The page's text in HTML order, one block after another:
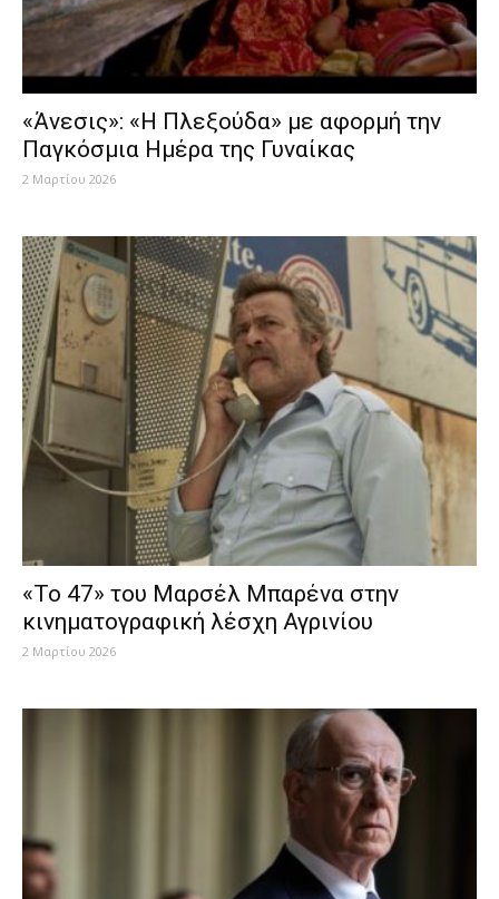
«Άνεσις»: «Η Πλεξούδα» με αφορμή την
Παγκόσμια Ημέρα της Γυναίκας
2 Μαρτίου 2026
«Το 47» του Μαρσέλ Μπαρένα στην
κινηματογραφική λέσχη Αγρινίου
2 Μαρτίου 2026